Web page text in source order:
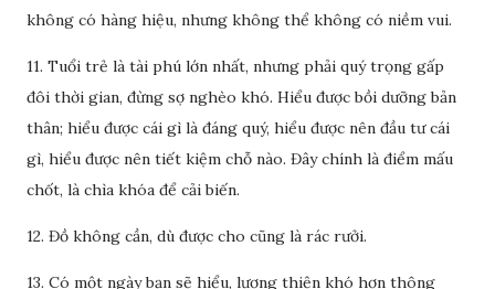
không có hàng hiệu, nhưng không thể không có niềm vui.
11. Tuổi trẻ là tài phú lớn nhất, nhưng phải quý trọng gấp
đôi thời gian, đừng sợ nghèo khó. Hiểu được bồi dưỡng bản
thân; hiểu được cái gì là đáng quý, hiểu được nên đầu tư cái
gì, hiểu được nên tiết kiệm chỗ nào. Đây chính là điểm mấu
chốt, là chìa khóa để cải biến.
12. Đồ không cần, dù được cho cũng là rác rưởi.
13. Có một ngày bạn sẽ hiểu, lương thiện khó hơn thông